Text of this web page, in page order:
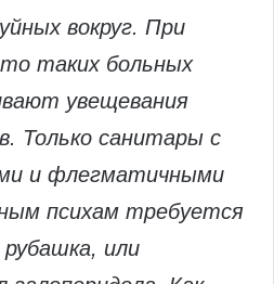
вокруг. При
таких больных
увещевания
Только санитары с
и флегматичными
психам требуется
или